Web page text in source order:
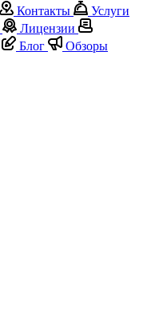
Контакты
Услуги
Лицензии
Блог
Обзоры